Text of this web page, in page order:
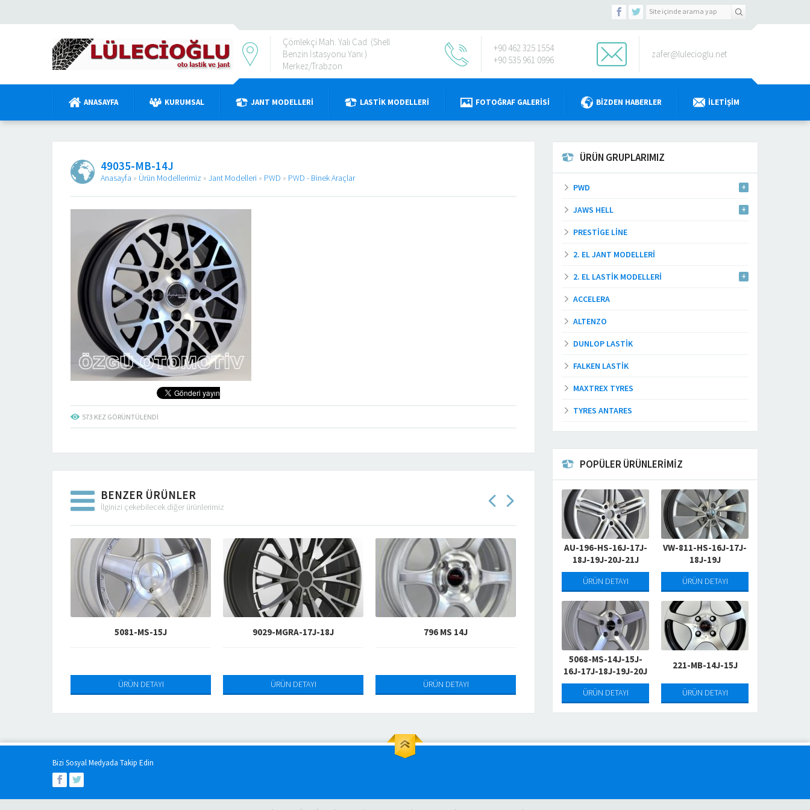
Çömlekçi Mah. Yalı Cad. (Shell
Benzin İstasyonu Yanı )
Merkez/Trabzon
+90 462 325 1554
+90 535 961 0996
zafer@lulecioglu.net
ANASAYFA KURUMSAL JANT MODELLERI LASTIK MODELLERI FOTOĞRAF GALERISI BIZDEN HABERLER İLETIŞIM
49035-MB-14J
Anasayfa » Ürün Modellerimiz » Jant Modelleri » PWD » PWD - Binek Araçlar
573 KEZ GÖRÜNTÜLENDI
BENZER ÜRÜNLER
İlginizi çekebilecek diğer ürünlerimiz
9029-MGRA-17J-18J 796 MS 14J 562 HS 14-15J
ÜRÜN DETAYI
ÜRÜN GRUPLARIMIZ
PWD
JAWS HELL
PRESTIGE LINE
2. EL JANT MODELLERI
2. EL LASTIK MODELLERI
ACCELERA
ALTENZO
DUNLOP LASTIK
FALKEN LASTIK
MAXTREX TYRES
TYRES ANTARES
POPÜLER ÜRÜNLERİMİZ
AU-196-HS-16J-17J-
18J-19J-20J-21J
ÜRÜN DETAYI
VW-811-HS-16J-17J-
18J-19J
ÜRÜN DETAYI
5068-MS-14J-15J-
16J-17J-18J-19J-20J
ÜRÜN DETAYI
221-MB-14J-15J
ÜRÜN DETAYI
Bizi Sosyal Medyada Takip Edin